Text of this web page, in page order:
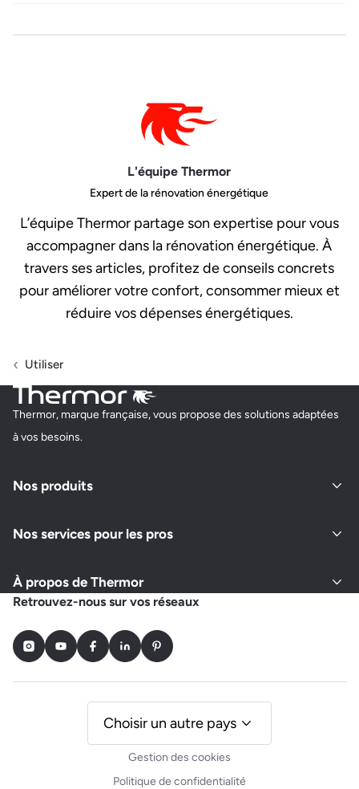
L'équipe Thermor
Expert de la rénovation énergétique
L’équipe Thermor partage son expertise pour vous
accompagner dans la rénovation énergétique. À
travers ses articles, profitez de conseils concrets
pour améliorer votre confort, consommer mieux et
réduire vos dépenses énergétiques.
Utiliser
Thermor, marque française, vous propose des solutions adaptées
à vos besoins.
Nos produits
Nos services pour les pros
À propos de Thermor
Retrouvez-nous sur vos réseaux
InstagramYoutubeFacebookLinkedInPinterest
Gestion des cookies
Politique de confidentialité
Choisir un autre pays